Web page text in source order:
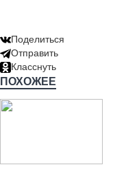
Поделиться
Отправить
Класснуть
ПОХОЖЕЕ